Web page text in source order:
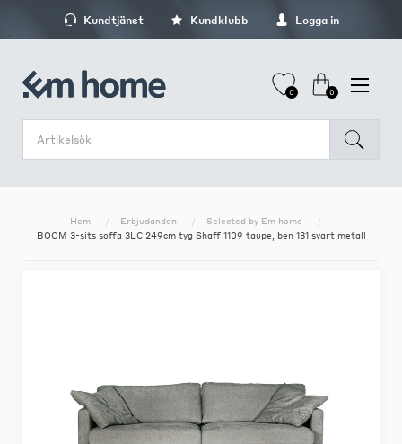
Kundtjänst Kundklubb Logga in
0 0
Hem Erbjudanden
Selected by Em home
BOOM 3-sits soffa 3LC 249cm tyg Shaff 1109 taupe, ben 131 svart metall